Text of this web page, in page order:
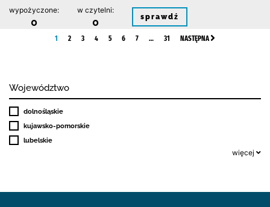
wypożyczone:
0
w czytelni:
0 sprawdź
1 2 3 4 5 6 7 … 31 NASTĘPNA
Województwo
dolnośląskie
kujawsko-pomorskie
lubelskie
więcej